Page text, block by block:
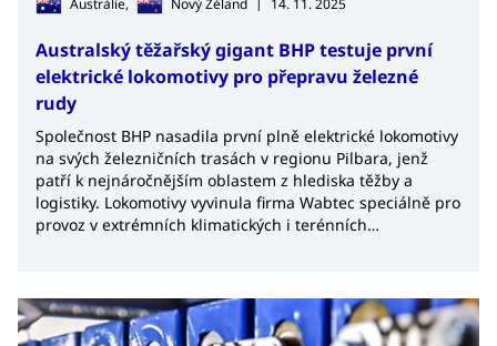
Austrálie, Nový Zéland 14. 11. 2025
Australský těžařský gigant BHP testuje první
elektrické lokomotivy pro přepravu železné
rudy
Společnost BHP nasadila první plně elektrické lokomotivy
na svých železničních trasách v regionu Pilbara, jenž
patří k nejnáročnějším oblastem z hlediska těžby a
logistiky. Lokomotivy vyvinula firma Wabtec speciálně pro
provoz v extrémních klimatických i terénních